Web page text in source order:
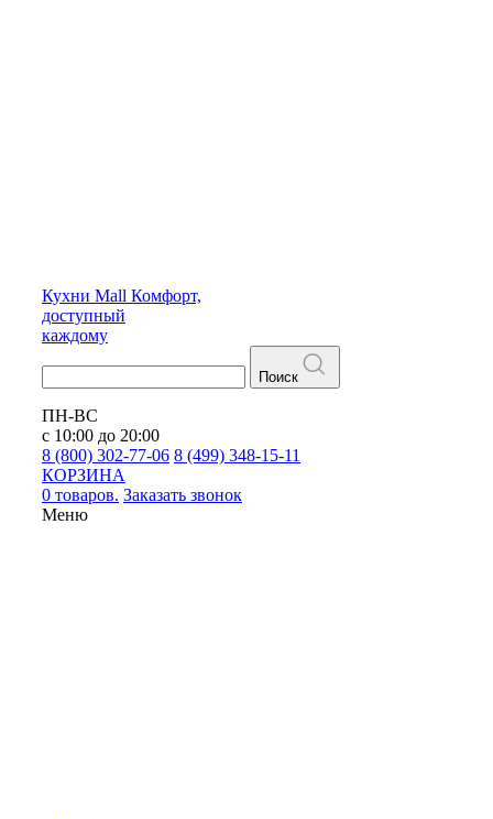
Кухни Mall Комфорт,
доступный
каждому
Поиск
ПН-ВС
с 10:00 до 20:00
8 (800) 302-77-06 8 (499) 348-15-11
КОРЗИНА
0 товаров. Заказать звонок
Меню